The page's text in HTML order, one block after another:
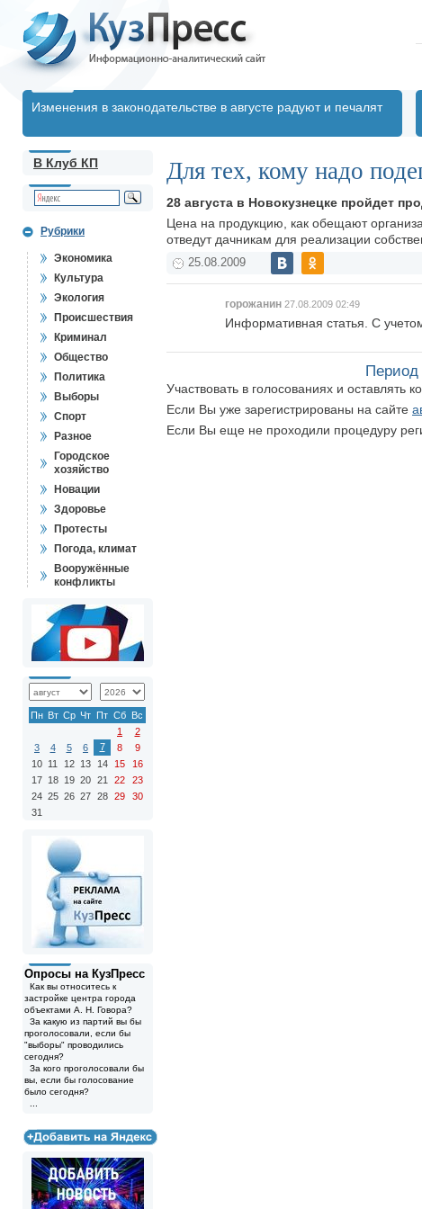
Изменения в законодательстве в августе радуют и печалят
В Клуб КП
Рубрики
Экономика
Культура
Экология
Происшествия
Криминал
Общество
Политика
Выборы
Спорт
Разное
Городское
хозяйство
Новации
Здоровье
Протесты
Погода, климат
Вооружённые
конфликты
Пн Вт Ср Чт Пт Сб Вс
1
2
3
4 5 6 7 8
9
10 11 12 13 14 15
16
17 18 19 20 21 22
23
24 25 26 27 28 29
30
31
Опросы на КузПресс
Как вы относитесь к
застройке центра города
объектами А. Н. Говора?
За какую из партий вы бы
проголосовали, если бы
"выборы" проводились
сегодня?
За кого проголосовали бы
вы, если бы голосование
было сегодня?
Для тех, кому надо
28 августа в Новокузнецке пройдет
Цена на продукцию, как обещают
отведут дачникам для реализации
25.08.2009
горожанин 27.08.2009 02:49
Информативная статья. С
Период
Участвовать в голосованиях и оставлять
Если Вы уже зарегистрированы на сайте
Если Вы еще не проходили процедуру